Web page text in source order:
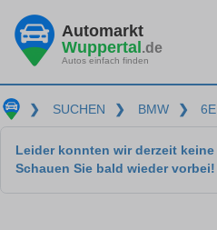
Automarkt
Wuppertal.de
Autos einfach finden
❯ SUCHEN ❯ BMW ❯
Leider konnten wir derzeit
Schauen Sie bald wieder vorbei!